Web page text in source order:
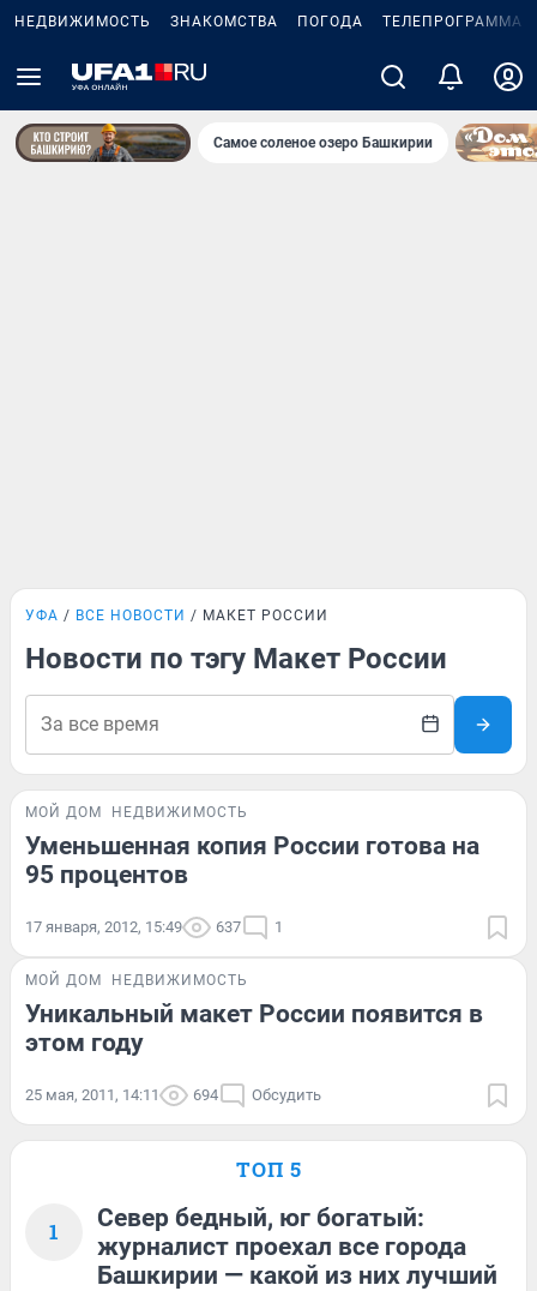
НЕДВИЖИМОСТЬ ЗНАКОМСТВА ПОГОДА ТЕЛЕПРОГРАММА
Самое соленое озеро Башкирии
УФА ВСЕ НОВОСТИ МАКЕТ РОССИИ
Новости по тэгу Макет России
МОЙ ДОМ НЕДВИЖИМОСТЬ
Уменьшенная копия России готова на
95 процентов
17 января, 2012, 15:49 637 1
МОЙ ДОМ НЕДВИЖИМОСТЬ
Уникальный макет России появится в
этом году
25 мая, 2011, 14:11 694 Обсудить
ТОП 5
1
Север бедный, юг богатый:
журналист проехал все города
Башкирии — какой из них лучший